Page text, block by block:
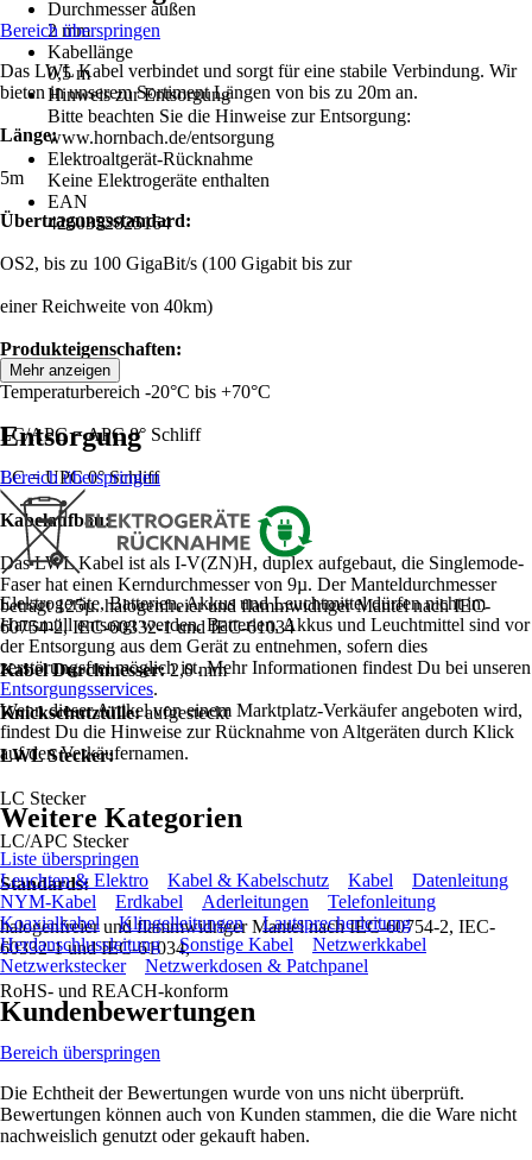
Durchmesser außen
2 mm
Kabellänge
0,5 m
Hinweis zur Entsorgung
Bitte beachten Sie die Hinweise zur Entsorgung:
www.hornbach.de/entsorgung
Elektroaltgerät-Rücknahme
Keine Elektrogeräte enthalten
EAN
4260352825164
Bereich überspringen
Das LWL Kabel verbindet und sorgt für eine stabile Verbindung. Wir
bieten in unserem Sortiment Längen von bis zu 20m an.
Länge:
5m
Übertragungsstandard:
OS2, bis zu 100 GigaBit/s (100 Gigabit bis zur
einer Reichweite von 40km)
Produkteigenschaften:
Temperaturbereich -20°C bis +70°C
LC/APC = APC 8° Schliff
LC = UPC 0° Schliff
Kabelaufbau:
Das LWL Kabel ist als I-V(ZN)H, duplex aufgebaut, die Singlemode-
Faser hat einen Kerndurchmesser von 9µ. Der Manteldurchmesser
beträgt 125µ. halogenfreier und flammwidriger Mantel nach IEC-
60754-2, IEC-60332-1 und IEC-61034
Kabel Durchmesser:2,0 mm
Knickschutztülle:aufgesteckt
LWL Stecker:
LC Stecker
LC/APC Stecker
Standards:
halogenfreier und flammwidriger Mantel nach IEC-60754-2, IEC-
60332-1 und IEC-61034,
RoHS- und REACH-konform
Mehr anzeigen
Entsorgung
Bereich überspringen
Elektrogeräte, Batterien, Akkus und Leuchtmittel dürfen nicht im
Hausmüll entsorgt werden. Batterien, Akkus und Leuchtmittel sind vor
der Entsorgung aus dem Gerät zu entnehmen, sofern dies
zerstörungsfrei möglich ist. Mehr Informationen findest Du bei unseren
Entsorgungsservices.
Wenn dieser Artikel von einem Marktplatz-Verkäufer angeboten wird,
findest Du die Hinweise zur Rücknahme von Altgeräten durch Klick
auf den Verkäufernamen.
Weitere Kategorien
Liste überspringen
Leuchten & Elektro
Kabel & Kabelschutz Kabel
Datenleitung
NYM-Kabel
Erdkabel Aderleitungen
Telefonleitung
Koaxialkabel
Klingelleitungen
Lautsprecherleitung
Herdanschlussleitung
Sonstige Kabel
Netzwerkkabel
Netzwerkstecker
Netzwerkdosen & Patchpanel
Kundenbewertungen
Bereich überspringen
Die Echtheit der Bewertungen wurde von uns nicht überprüft.
Bewertungen können auch von Kunden stammen, die die Ware nicht
nachweislich genutzt oder gekauft haben.